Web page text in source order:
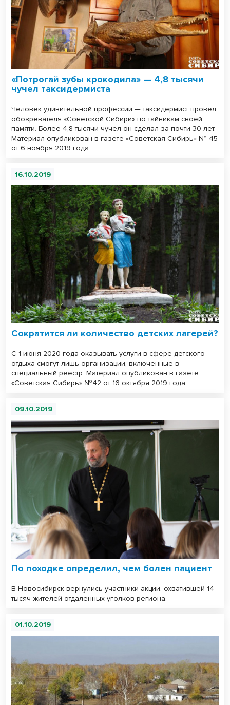
«Потрогай зубы крокодила» — 4,8 тысячи
чучел таксидермиста
Человек удивительной профессии — таксидермист провел
обозревателя «Советской Сибири» по тайникам своей
памяти. Более 4,8 тысячи чучел он сделал за почти 30 лет.
Материал опубликован в газете «Советская Сибирь» № 45
от 6 ноября 2019 года.
16.10.2019
Сократится ли количество детских лагерей?
С 1 июня 2020 года оказывать услуги в сфере детского
отдыха смогут лишь организации, включенные в
специальный реестр. Материал опубликован в газете
«Советская Сибирь» №42 от 16 октября 2019 года.
09.10.2019
По походке определил, чем болен пациент
В Новосибирск вернулись участники акции, охватившей 14
тысяч жителей отдаленных уголков региона.
01.10.2019